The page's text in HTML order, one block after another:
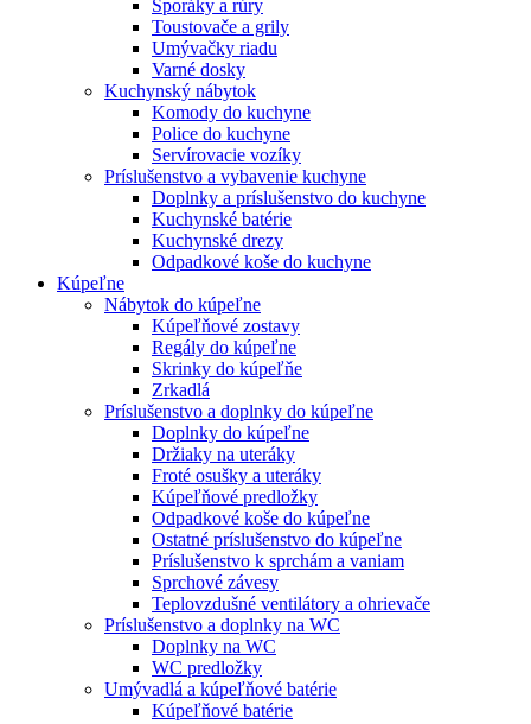
Sporáky a rúry
Toustovače a grily
Umývačky riadu
Varné dosky
Kuchynský nábytok
Komody do kuchyne
Police do kuchyne
Servírovacie vozíky
Príslušenstvo a vybavenie kuchyne
Doplnky a príslušenstvo do kuchyne
Kuchynské batérie
Kuchynské drezy
Odpadkové koše do kuchyne
Kúpeľne
Nábytok do kúpeľne
Kúpeľňové zostavy
Regály do kúpeľne
Skrinky do kúpeľňe
Zrkadlá
Príslušenstvo a doplnky do kúpeľne
Doplnky do kúpeľne
Držiaky na uteráky
Froté osušky a uteráky
Kúpeľňové predložky
Odpadkové koše do kúpeľne
Ostatné príslušenstvo do kúpeľne
Príslušenstvo k sprchám a vaniam
Sprchové závesy
Teplovzdušné ventilátory a ohrievače
Príslušenstvo a doplnky na WC
Doplnky na WC
WC predložky
Umývadlá a kúpeľňové batérie
Kúpeľňové batérie